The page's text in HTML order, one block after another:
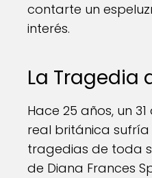
contarte un
interés.
La Tragedia
Hace 25 años, un
real británica
tragedias de toda
de Diana Frances